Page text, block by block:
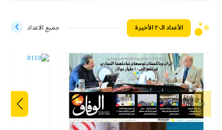
الأعداد الـ۲۰ الأخيرة جميع الاعداد